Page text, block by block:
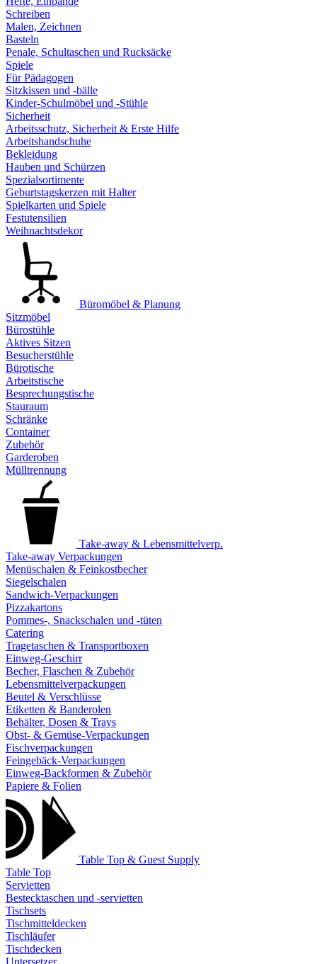
Schreiben
Malen, Zeichnen
Basteln
Penale, Schultaschen und Rucksäcke
Spiele
Für Pädagogen
Sitzkissen und -bälle
Kinder-Schulmöbel und -Stühle
Sicherheit
Arbeitsschutz, Sicherheit & Erste Hilfe
Arbeitshandschuhe
Bekleidung
Hauben und Schürzen
Spezialsortimente
Geburtstagskerzen mit Halter
Spielkarten und Spiele
Festutensilien
Weihnachtsdekor
Büromöbel & Planung
Sitzmöbel
Bürostühle
Aktives Sitzen
Besucherstühle
Bürotische
Arbeitstische
Besprechungstische
Stauraum
Schränke
Container
Zubehör
Garderoben
Mülltrennung
Take-away & Lebensmittelverp.
Take-away Verpackungen
Menüschalen & Feinkostbecher
Siegelschalen
Sandwich-Verpackungen
Pizzakartons
Pommes-, Snackschalen und -tüten
Catering
Tragetaschen & Transportboxen
Einweg-Geschirr
Becher, Flaschen & Zubehör
Lebensmittelverpackungen
Beutel & Verschlüsse
Etiketten & Banderolen
Behälter, Dosen & Trays
Obst- & Gemüse-Verpackungen
Fischverpackungen
Feingebäck-Verpackungen
Einweg-Backformen & Zubehör
Papiere & Folien
Table Top & Guest Supply
Table Top
Servietten
Bestecktaschen und -servietten
Tischsets
Tischmitteldecken
Tischläufer
Tischdecken